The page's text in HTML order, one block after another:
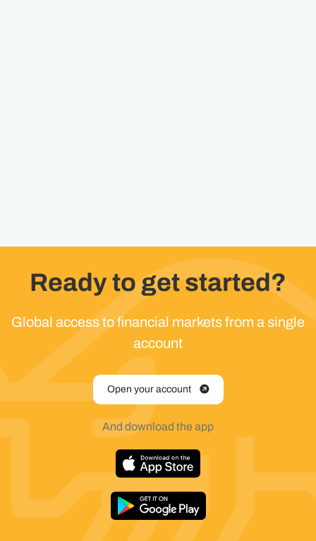
Ready to get started?
Global access to financial markets from a single
account
Open your account
And download the app